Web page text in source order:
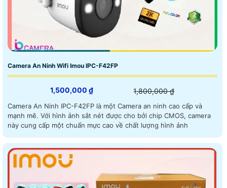
Camera An Ninh Wifi Imou IPC-F42FP
1,500,000 ₫ 1,800,000 ₫
Camera An Ninh IPC-F42FP là một Camera an ninh cao cấp và
mạnh mẽ. Với hình ảnh sắt nét được cho bởi chip CMOS, camera
này cung cấp một chuẩn mực cao về chất lượng hình ảnh